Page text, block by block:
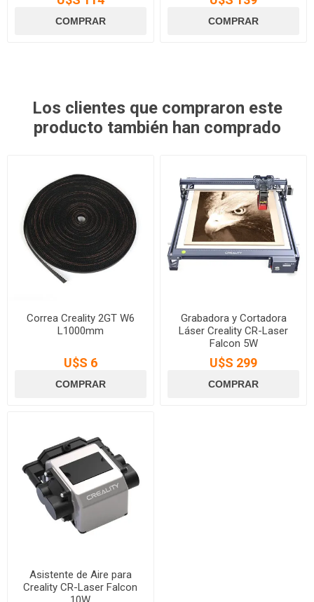
Los clientes que compraron este
producto también han comprado
Correa Creality 2GT W6
L1000mm
U$S 6
Grabadora y Cortadora
Láser Creality CR-Laser
Falcon 5W
U$S 299
Asistente de Aire para
Creality CR-Laser Falcon